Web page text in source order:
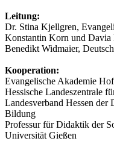
Leitung:
Dr. Stina Kjellgren,
Konstantin Korn und Davia
Benedikt Widmaier,
Kooperation:
Evangelische Akademie
Hessische Landeszentrale
Landesverband Hessen der
Bildung
Professur für Didaktik der
Universität Gießen